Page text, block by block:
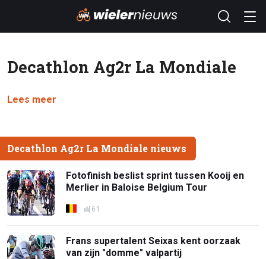
Decathlon Ag2r La Mondiale
Lees meer
Decathlon Ag2r La Mondiale nieuws
Fotofinish beslist sprint tussen Kooij en
Merlier in Baloise Belgium Tour
61
Frans supertalent Seixas kent oorzaak
van zijn "domme" valpartij